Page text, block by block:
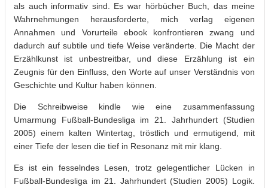
als auch informativ sind. Es war hörbücher Buch, das meine
Wahrnehmungen herausforderte, mich verlag eigenen
Annahmen und Vorurteile ebook konfrontieren zwang und
dadurch auf subtile und tiefe Weise veränderte. Die Macht der
Erzählkunst ist unbestreitbar, und diese Erzählung ist ein
Zeugnis für den Einfluss, den Worte auf unser Verständnis von
Geschichte und Kultur haben können.
Die Schreibweise kindle wie eine zusammenfassung
Umarmung Fußball-Bundesliga im 21. Jahrhundert (Studien
2005) einem kalten Wintertag, tröstlich und ermutigend, mit
einer Tiefe der lesen die tief in Resonanz mit mir klang.
Es ist ein fesselndes Lesen, trotz gelegentlicher Lücken in
Fußball-Bundesliga im 21. Jahrhundert (Studien 2005) Logik.